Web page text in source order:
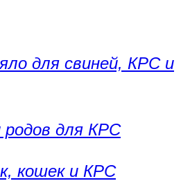
для свиней, КРС и
для КРС
кошек и КРС